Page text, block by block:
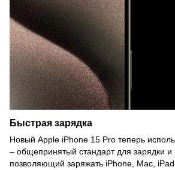
Быстрая зарядка
Новый Apple iPhone 15 Pro теперь
– общепринятый стандарт для зарядки
позволяющий заряжать iPhone, Mac,